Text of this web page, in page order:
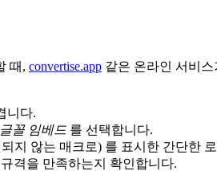
때, convertise.app 같은 온라인 서비
니다.
글꼴 임베드 를 선택합니다.
지 않는 매크로) 를 표시한 간단한
격을 만족하는지 확인합니다.